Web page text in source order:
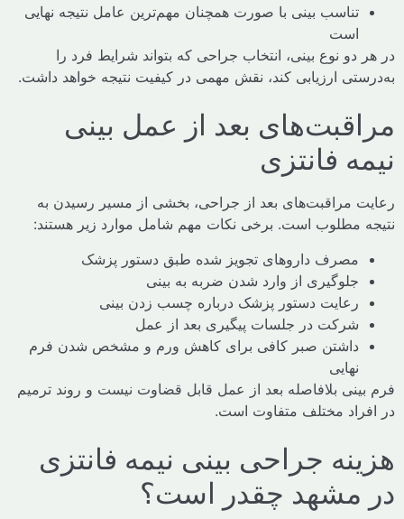
تناسب بینی با صورت همچنان مهم‌ترین عامل نتیجه نهایی
نوع بینی، انتخاب جراحی که بتواند شرایط فرد را
ارزیابی کند، نقش مهمی در کیفیت نتیجه خواهد داشت.
بعد از عمل بینی
فانتزی
مراقبت‌های بعد از جراحی، بخشی از مسیر رسیدن به
مطلوب است. برخی نکات مهم شامل موارد زیر هستند:
مصرف داروهای تجویز شده طبق دستور پزشک
جلوگیری از وارد شدن ضربه به بینی
رعایت دستور پزشک درباره چسب زدن بینی
شرکت در جلسات پیگیری بعد از عمل
داشتن صبر کافی برای کاهش ورم و مشخص شدن فرم
بلافاصله بعد از عمل قابل قضاوت نیست و روند ترمیم
مختلف متفاوت است.
جراحی بینی نیمه فانتزی
مشهد چقدر است؟